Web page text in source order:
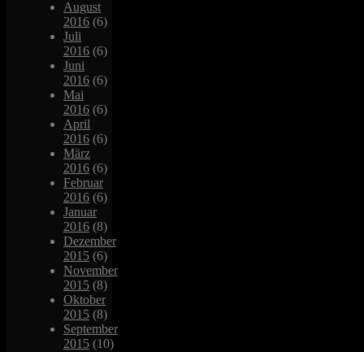
August
2016 (6)
Juli
2016 (6)
Juni
2016 (6)
Mai
2016 (6)
April
2016 (6)
März
2016 (6)
Februar
2016 (6)
Januar
2016 (8)
Dezember
2015 (6)
November
2015 (8)
Oktober
2015 (8)
September
2015 (10)